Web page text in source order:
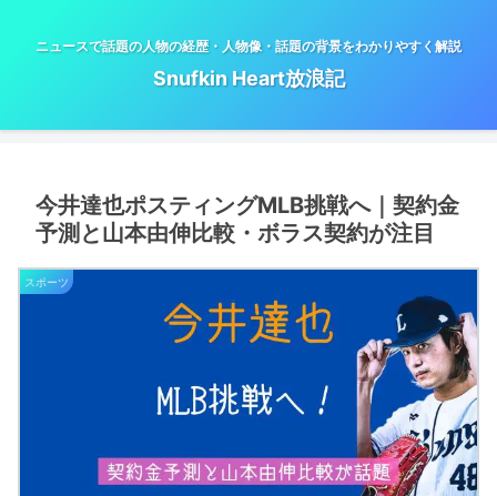
ニュースで話題の人物の経歴・人物像・話題の背景をわかりやすく解説
Snufkin Heart放浪記
今井達也ポスティングMLB挑戦へ｜契約金
予測と山本由伸比較・ボラス契約が注目
スポーツ